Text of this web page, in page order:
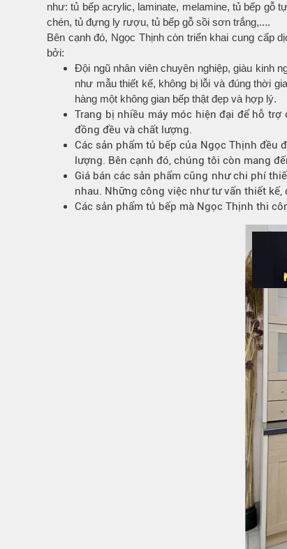
như: tủ bếp acrylic, laminate, melamine, tủ bếp gỗ
chén, tủ đựng ly rượu, tủ bếp gỗ sồi sơn trắng,....
Bên cạnh đó, Ngọc Thịnh còn triển khai cung cấp
bởi:
Đội ngũ nhân viên chuyên nghiệp, giàu kinh
như mẫu thiết kế, không bị lỗi và đúng thời
hàng một không gian bếp thật đẹp và hợp lý.
Trang bị nhiều máy móc hiện đại để hỗ
đồng đều và chất lượng.
Các sản phẩm tủ bếp của Ngọc Thịnh đều
lượng. Bên cạnh đó, chúng tôi còn mang
Giá bán các sản phẩm cũng như chi phí
nhau. Những công việc như tư vấn thiết
Các sản phẩm tủ bếp mà Ngọc Thịnh thi